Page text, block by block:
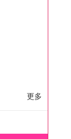
更多